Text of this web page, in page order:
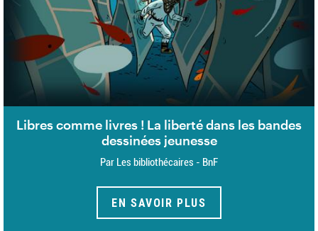
Libres comme livres ! La liberté dans les bandes
dessinées jeunesse
Par Les bibliothécaires - BnF
EN SAVOIR PLUS